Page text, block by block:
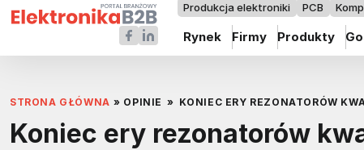
Produkcja elektroniki PCB
Rynek Firmy Produkty
STRONA GŁÓWNA » OPINIE » KONIEC ERY REZONATORÓW
Koniec ery rezonatorów